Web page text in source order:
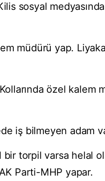
sosyal
müdürü yap.
özel kalem
iş bilmeyen adam
bir torpil varsa helal
Parti-MHP yapar.